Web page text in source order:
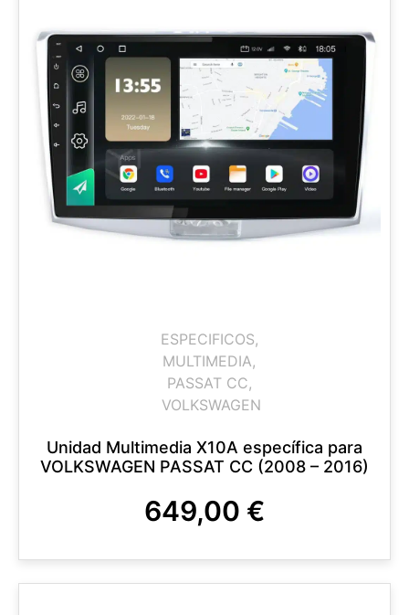
ESPECIFICOS,
MULTIMEDIA,
PASSAT CC,
VOLKSWAGEN
Unidad Multimedia X10A específica para
VOLKSWAGEN PASSAT CC (2008 – 2016)
649,00 €